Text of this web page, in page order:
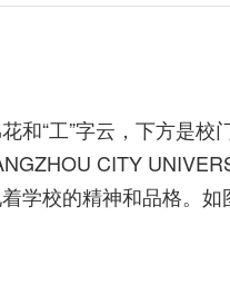
和“工”字云，下方是
CITY
学校的精神和品格。如